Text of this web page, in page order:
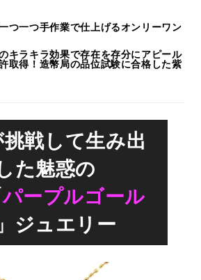
つ一つ手作業で仕上げるオンリーワン
キラキラ効果で存在を存分にアピール
取得！造幣局の品位試験に合格した紫
挑戦して生み出
た魅惑の
パープルゴール
」ジュエリー